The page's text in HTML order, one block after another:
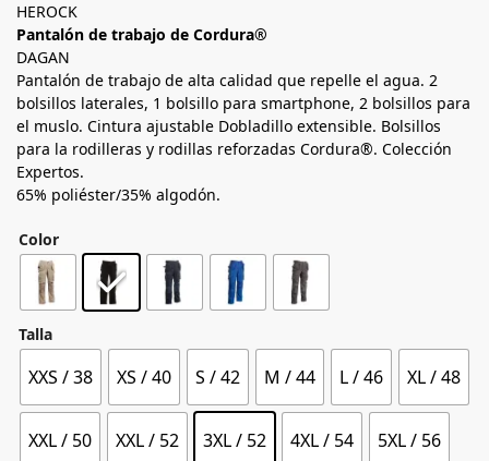
HEROCK
Pantalón de trabajo de Cordura®
DAGAN
Pantalón de trabajo de alta calidad que repelle el agua. 2
bolsillos laterales, 1 bolsillo para smartphone, 2 bolsillos para
el muslo. Cintura ajustable Dobladillo extensible. Bolsillos
para la rodilleras y rodillas reforzadas Cordura®. Colección
Expertos.
65% poliéster/35% algodón.
Color
Talla
XXS / 38 XS / 40 S / 42 M / 44 L / 46 XL / 48
XXL / 50 XXL / 52 3XL / 52 4XL / 54 5XL / 56